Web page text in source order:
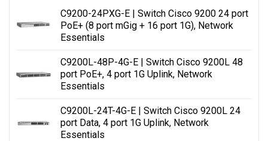
C9200-24PXG-E | Switch Cisco 9200 24 port
PoE+ (8 port mGig + 16 port 1G), Network
Essentials
C9200L-48P-4G-E | Switch Cisco 9200L 48
port PoE+, 4 port 1G Uplink, Network
Essentials
C9200L-24T-4G-E | Switch Cisco 9200L 24
port Data, 4 port 1G Uplink, Network
Essentials